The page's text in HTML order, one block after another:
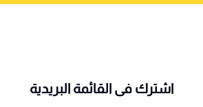
اشترك فى القائمة البريدية